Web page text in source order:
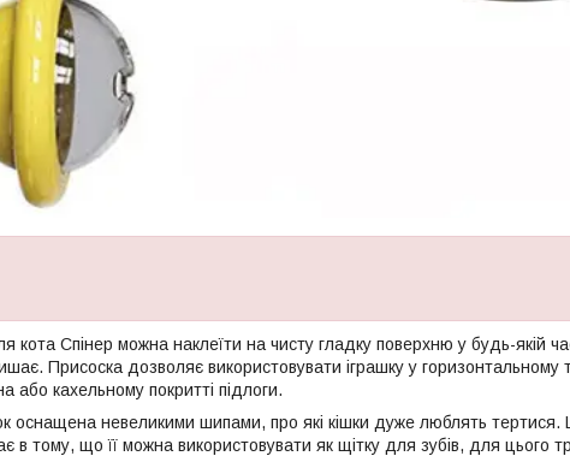
кота Спінер можна наклеїти на чисту гладку поверхню у будь-якій
Присоска дозволяє використовувати іграшку у горизонтальному
або кахельному покритті підлоги.
оснащена невеликими шипами, про які кішки дуже люблять
в тому, що її можна використовувати як щітку для зубів, для цього